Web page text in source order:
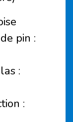
pin :
:
: